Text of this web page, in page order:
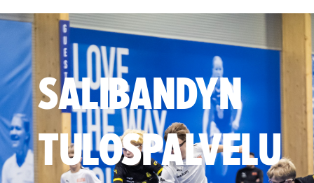
SALIBANDYN
TULOSPALVELU